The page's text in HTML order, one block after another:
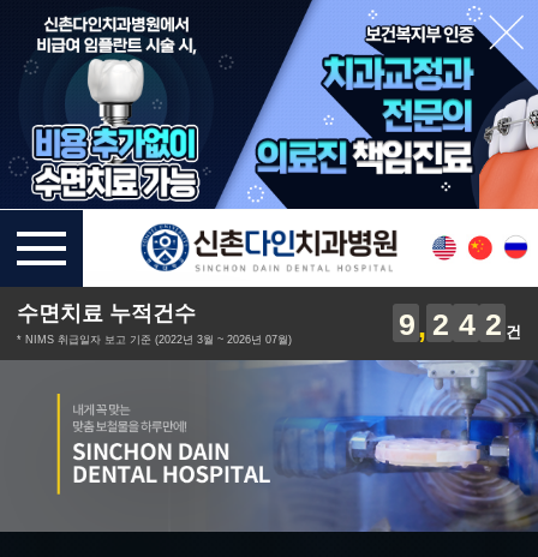
수면치료 누적건수
* NIMS 취급일자 보고 기준 (2022년 3월 ~ 2026년 07월) 9 2 4 2 건